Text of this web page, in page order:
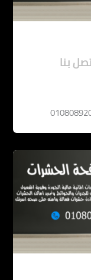
بنا